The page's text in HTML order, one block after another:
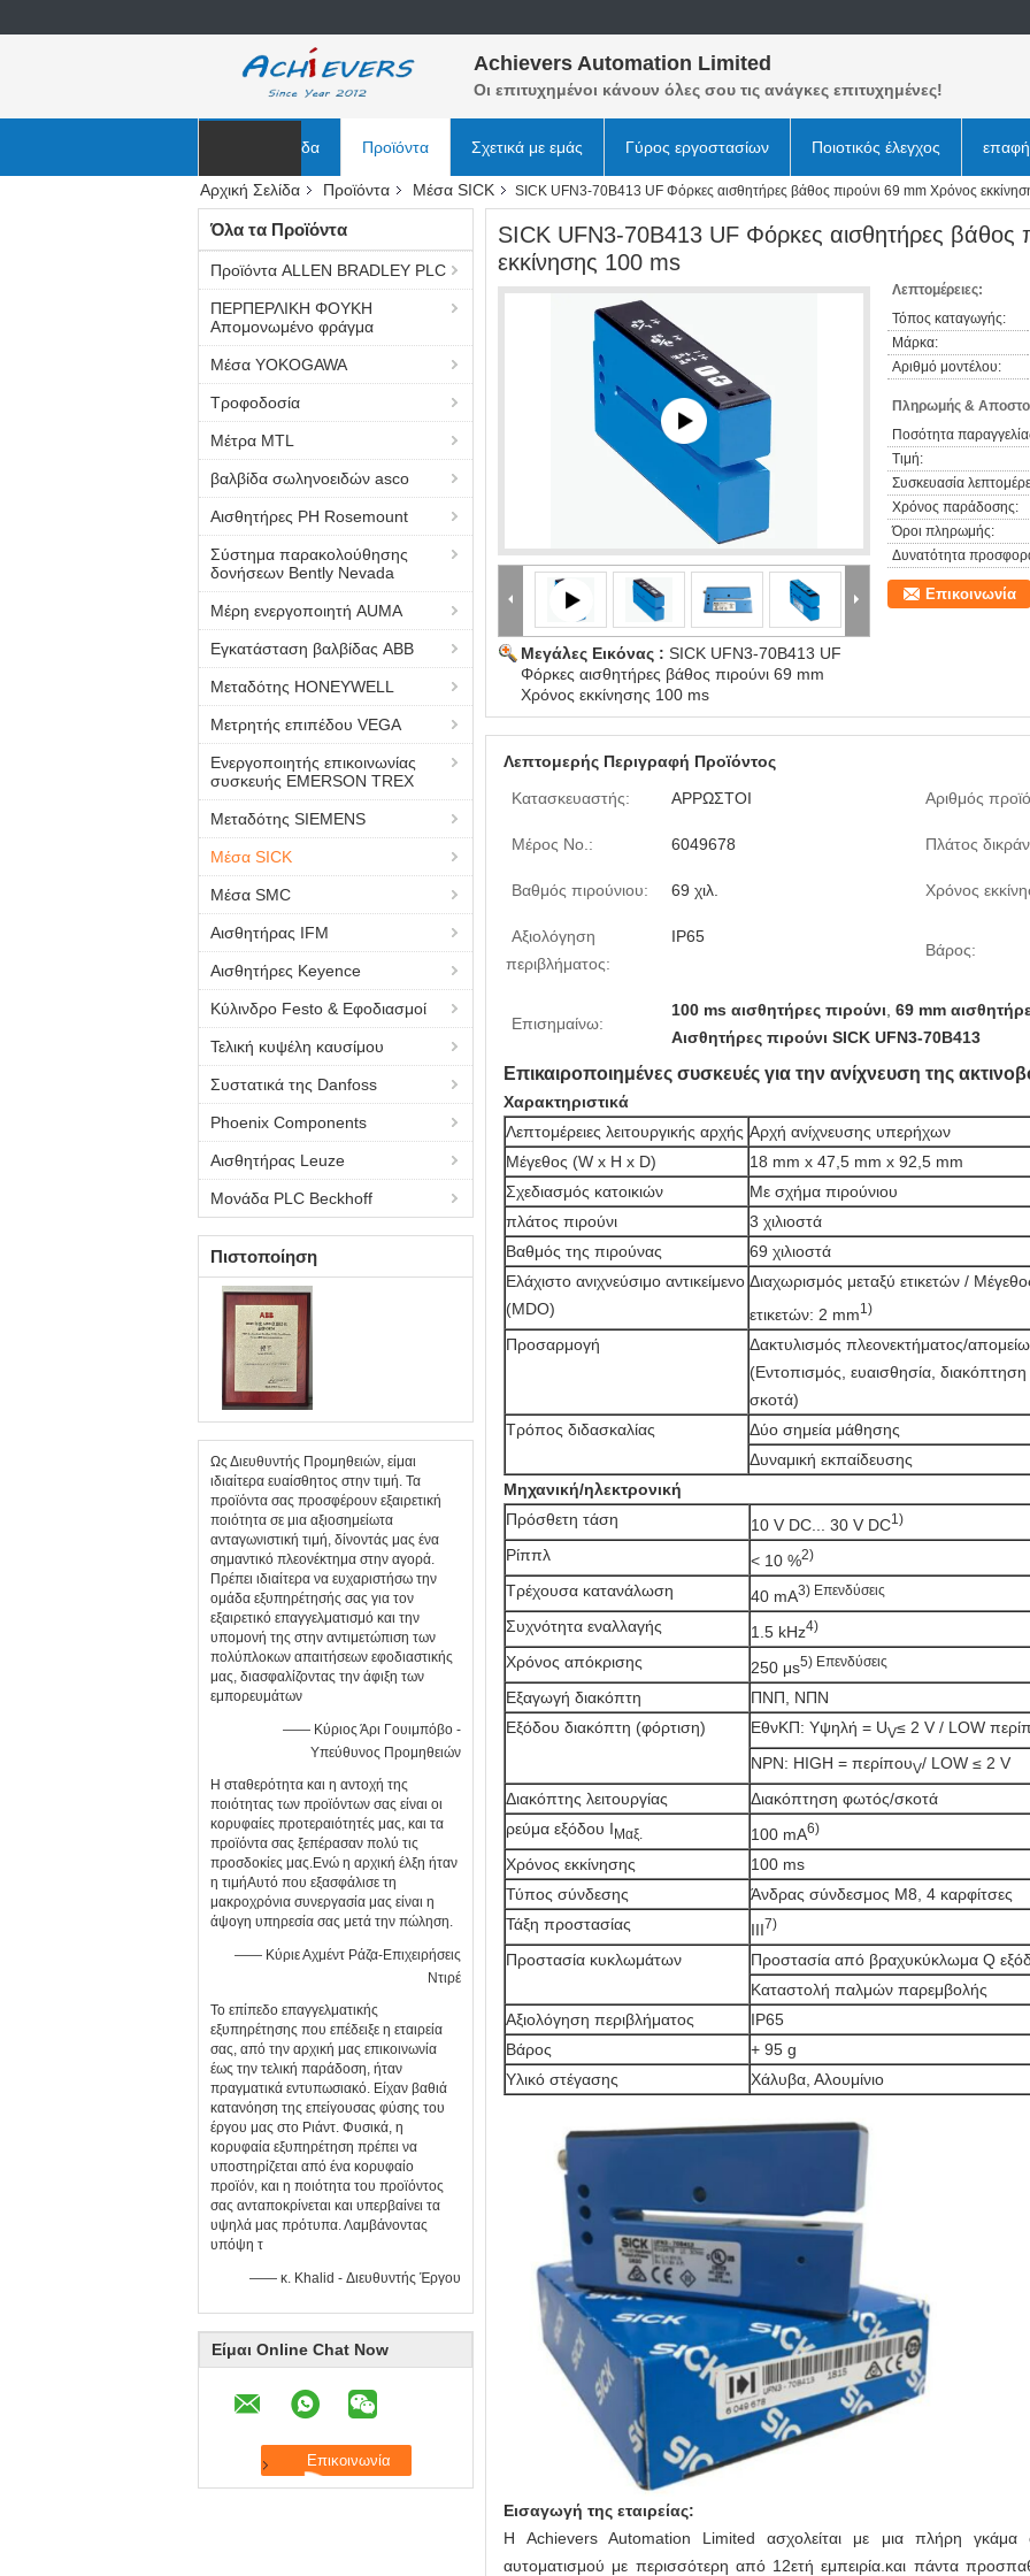
Achievers Automation Limited
Οι επιτυχημένοι κάνουν όλες σου τις ανάγκες επιτυχημένες!
Αρχική Σελίδα Προϊόντα Σχετικά με εμάς Γύρος εργοστασίων Ποιοτικός έλεγχος επαφή
Ειδήσεις
Αρχική Σελίδα Προϊόντα Μέσα SICK SICK UFN3-70B413 UF Φόρκες αισθητήρες βάθος πιρούνι 69 mm Χρόνος
Όλα τα Προϊόντα
Προϊόντα ALLEN BRADLEY PLC
ΠΕΡΠΕΡΛΙΚΗ ΦΟΥΚΗ
Απομονωμένο φράγμα
Μέσα YOKOGAWA
Τροφοδοσία
Μέτρα MTL
βαλβίδα σωληνοειδών asco
Αισθητήρες PH Rosemount
Σύστημα παρακολούθησης
δονήσεων Bently Nevada
Μέρη ενεργοποιητή AUMA
Εγκατάσταση βαλβίδας ABB
Μεταδότης HONEYWELL
Μετρητής επιπέδου VEGA
Ενεργοποιητής επικοινωνίας
συσκευής EMERSON TREX
Μεταδότης SIEMENS
Μέσα SICK
Μέσα SMC
Αισθητήρας IFM
Αισθητήρες Keyence
Κύλινδρο Festo & Εφοδιασμοί
Τελική κυψέλη καυσίμου
Συστατικά της Danfoss
Phoenix Components
Αισθητήρας Leuze
Μονάδα PLC Beckhoff
Πιστοποίηση
Ως Διευθυντής Προμηθειών, είμαι
ιδιαίτερα ευαίσθητος στην τιμή. Τα
προϊόντα σας προσφέρουν εξαιρετική
ποιότητα σε μια αξιοσημείωτα
ανταγωνιστική τιμή, δίνοντάς μας ένα
σημαντικό πλεονέκτημα στην αγορά.
Πρέπει ιδιαίτερα να ευχαριστήσω την
ομάδα εξυπηρέτησής σας για τον
εξαιρετικό επαγγελματισμό και την
υπομονή της στην αντιμετώπιση των
πολύπλοκων απαιτήσεων εφοδιαστικής
μας, διασφαλίζοντας την άφιξη των
εμπορευμάτων
—— Κύριος Άρι Γουιμπόβο -
Υπεύθυνος Προμηθειών
Η σταθερότητα και η αντοχή της
ποιότητας των προϊόντων σας είναι οι
κορυφαίες προτεραιότητές μας, και τα
προϊόντα σας ξεπέρασαν πολύ τις
προσδοκίες μας.Ενώ η αρχική έλξη ήταν
η τιμήΑυτό που εξασφάλισε τη
μακροχρόνια συνεργασία μας είναι η
άψογη υπηρεσία σας μετά την πώληση.
—— Κύριε Αχμέντ Ράζα-Επιχειρήσεις
Ντιρέ
Το επίπεδο επαγγελματικής
εξυπηρέτησης που επέδειξε η εταιρεία
σας, από την αρχική μας επικοινωνία
έως την τελική παράδοση, ήταν
πραγματικά εντυπωσιακό. Είχαν βαθιά
κατανόηση της επείγουσας φύσης του
έργου μας στο Ριάντ. Φυσικά, η
κορυφαία εξυπηρέτηση πρέπει να
υποστηρίζεται από ένα κορυφαίο
προϊόν, και η ποιότητα του προϊόντος
σας ανταποκρίνεται και υπερβαίνει τα
υψηλά μας πρότυπα. Λαμβάνοντας
υπόψη τ
—— κ. Khalid - Διευθυντής Έργου
Είμαι Online Chat Now
SICK UFN3-70B413 UF Φόρκες αισθητήρες βάθος
εκκίνησης 100 ms
Μεγάλες Εικόνας : SICK UFN3-70B413 UF
Φόρκες αισθητήρες βάθος πιρούνι 69 mm
Χρόνος εκκίνησης 100 ms
Λεπτομέρειες:
Τόπος καταγωγής:
Μάρκα:
Αριθμό μοντέλου:
Πληρωμής &
Ποσότητα
Τιμή:
Συσκευασία
Χρόνος παράδοσης:
Όροι πληρωμής:
Δυνατότητα
Επικοινωνία
Λεπτομερής Περιγραφή Προϊόντος
Κατασκευαστής:
ΑΡΡΩΣΤΟΙ Αριθμός
Μέρος Νο.: 6049678 Πλάτος
Βαθμός πιρούνιου: 69 χιλ. Χρόνος
Αξιολόγηση
περιβλήματος:
IP65
Βάρος:
Επισημαίνω:
100 ms αισθητήρες πιρούνι 69 mm
Αισθητήρες πιρούνι SICK UFN3-70B413
Επικαιροποιημένες συσκευές για την ανίχνευση της
Χαρακτηριστικά
Λεπτομέρειες λειτουργικής αρχής Αρχή ανίχνευσης υπερήχων
Μέγεθος (W x H x D)
18 mm x 47,5 mm x 92,5 mm
Σχεδιασμός κατοικιών
Με σχήμα πιρούνιου
πλάτος πιρούνι
3 χιλιοστά
Βαθμός της πιρούνας
69 χιλιοστά
Ελάχιστο ανιχνεύσιμο αντικείμενο
(MDO)
Διαχωρισμός μεταξύ ετικετών /
ετικετών: 2 mm1)
Προσαρμογή
Δακτυλισμός πλεονεκτήματος/
(Εντοπισμός, ευαισθησία,
σκοτά)
Τρόπος διδασκαλίας
Δύο σημεία μάθησης
Δυναμική εκπαίδευσης
Μηχανική/ηλεκτρονική
Πρόσθετη τάση
10 V DC... 30 V DC1)
Ρίππλ < 10 %2)
Τρέχουσα κατανάλωση 40 mA3) Επενδύσεις
Συχνότητα εναλλαγής 1.5 kHz4)
Χρόνος απόκρισης 250 μs5) Επενδύσεις
Εξαγωγή διακόπτη
ΠΝΠ, ΝΠΝ
Εξόδου διακόπτη (φόρτιση)
ΕθνΚΠ: Υψηλή = UV≤ 2 V / LOW
NPN: HIGH = περίπουV/ LOW ≤ 2 V
Διακόπτης λειτουργίας
Διακόπτηση φωτός/σκοτά
ρεύμα εξόδου IΜαξ. 100 mA6)
Χρόνος εκκίνησης
100 ms
Τύπος σύνδεσης
Άνδρας σύνδεσμος M8, 4 καρφίτσες
Τάξη προστασίας
ΙΙΙ7)
Προστασία κυκλωμάτων
Προστασία από βραχυκύκλωμα Q
Καταστολή παλμών παρεμβολής
Αξιολόγηση περιβλήματος
IP65
Βάρος
+ 95 g
Υλικό στέγασης
Χάλυβα, Αλουμίνιο
Εισαγωγή της εταιρείας:
Η Achievers Automation Limited ασχολείται με μια πλήρη γκάμα
αυτοματισμού με περισσότερη από 12ετή εμπειρία.και πάντα